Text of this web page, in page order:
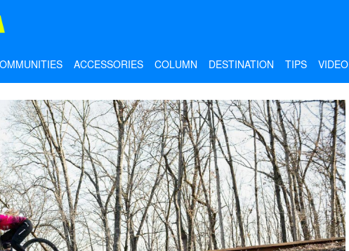
ACCESSORIES COLUMN DESTINATION TIPS VIDEO